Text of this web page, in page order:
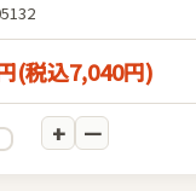
(税込7,040円)